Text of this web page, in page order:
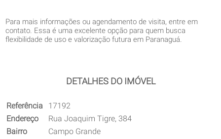
Para mais informações ou agendamento de visita, entre em
contato. Essa é uma excelente opção para quem busca
flexibilidade de uso e valorização futura em Paranaguá.
DETALHES DO IMÓVEL
Referência
17192
Endereço
Rua Joaquim Tigre, 384
Bairro
Campo Grande